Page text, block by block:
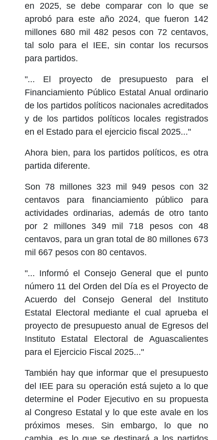
en 2025, se debe comparar con lo que se
aprobó para este año 2024, que fueron 142
millones 680 mil 482 pesos con 72 centavos,
tal solo para el IEE, sin contar los recursos
para partidos.
"... El proyecto de presupuesto para el
Financiamiento Público Estatal Anual ordinario
de los partidos políticos nacionales acreditados
y de los partidos políticos locales registrados
en el Estado para el ejercicio fiscal 2025..."
Ahora bien, para los partidos políticos, es otra
partida diferente.
Son 78 millones 323 mil 949 pesos con 32
centavos para financiamiento público para
actividades ordinarias, además de otro tanto
por 2 millones 349 mil 718 pesos con 48
centavos, para un gran total de 80 millones 673
mil 667 pesos con 80 centavos.
"... Informó el Consejo General que el punto
número 11 del Orden del Día es el Proyecto de
Acuerdo del Consejo General del Instituto
Estatal Electoral mediante el cual aprueba el
proyecto de presupuesto anual de Egresos del
Instituto Estatal Electoral de Aguascalientes
para el Ejercicio Fiscal 2025..."
También hay que informar que el presupuesto
del IEE para su operación está sujeto a lo que
determine el Poder Ejecutivo en su propuesta
al Congreso Estatal y lo que este avale en los
próximos meses. Sin embargo, lo que no